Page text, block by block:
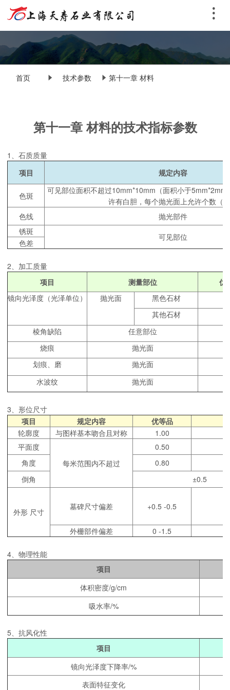
首页 技术参数 第十一章 材料
数
第十一章 材料的技术指标参数
1、石质质量
项目
规定内容
色斑
可见部位面积不超过10mm*10mm（面积小于5mm*2mm
许有白胆，每个抛光面上允许个数（
色线
抛光部件
锈斑
可见部位
色差
2、加工质量
项目
测量部位
优
镜向光泽度（光泽单位）
抛光面 黑色石材
其他石材
棱角缺陷
任意部位
烧痕
抛光面
划痕、磨
抛光面
水波纹
抛光面
3、形位尺寸
项目
规定内容
优等品
轮廓度
与图样基本吻合且对称
1.00
平面度
每米范围内不超过
0.50
角度
0.80
倒角
±0.5
外形 尺寸
墓碑尺寸偏差 +0.5 -0.5
外栅部件偏差 0 -1.5
4、物理性能
项目
体积密度/g/cm
吸水率/%
5、抗风化性
项目
镜向光泽度下降率/%
表面特征变化